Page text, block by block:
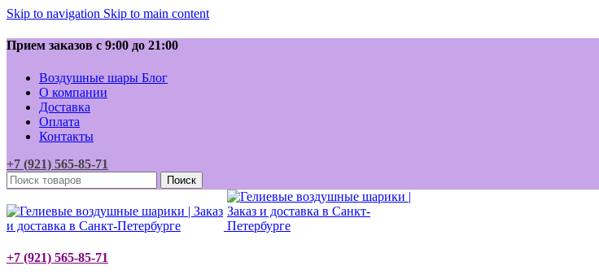
Skip to navigation Skip to main content
Прием заказов с 9:00 до 21:00
Воздушные шары Блог
О компании
Доставка
Оплата
Контакты
+7 (921) 565-85-71
Поиск
+7 (921) 565-85-71